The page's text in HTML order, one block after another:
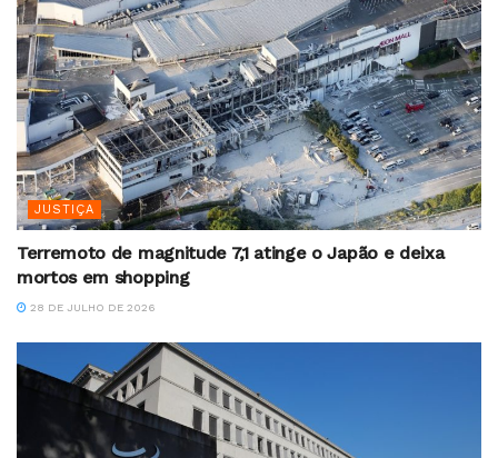
JUSTIÇA
Terremoto de magnitude 7,1 atinge o Japão e deixa
mortos em shopping
28 DE JULHO DE 2026